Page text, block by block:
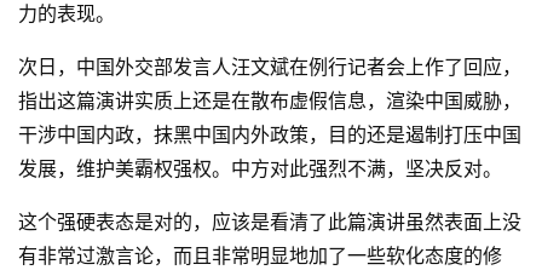
力的表现。
次日，中国外交部发言人汪文斌在例行记者会上作了回应，
指出这篇演讲实质上还是在散布虚假信息，渲染中国威胁，
干涉中国内政，抹黑中国内外政策，目的还是遏制打压中国
发展，维护美霸权强权。中方对此强烈不满，坚决反对。
这个强硬表态是对的，应该是看清了此篇演讲虽然表面上没
有非常过激言论，而且非常明显地加了一些软化态度的修